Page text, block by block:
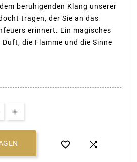
beruhigenden Klang unserer
tragen, der Sie an das
erinnert. Ein magisches
die Flamme und die Sinne
 